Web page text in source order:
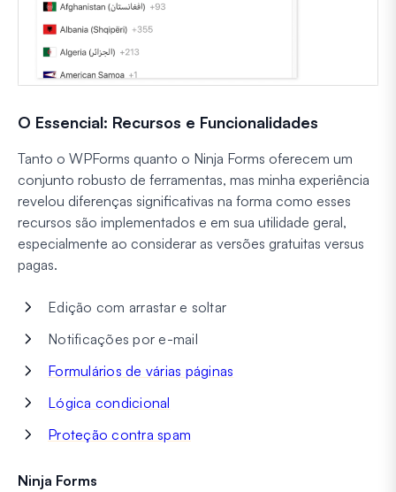
O Essencial: Recursos e Funcionalidades
Tanto o WPForms quanto o Ninja Forms oferecem um
conjunto robusto de ferramentas, mas minha experiência
revelou diferenças significativas na forma como esses
recursos são implementados e em sua utilidade geral,
especialmente ao considerar as versões gratuitas versus
pagas.
Edição com arrastar e soltar
Notificações por e-mail
Formulários de várias páginas
Lógica condicional
Proteção contra spam
Ninja Forms